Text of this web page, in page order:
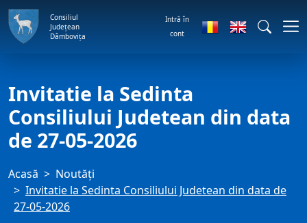
Consiliul
Județean
Dâmbovița
Intră în
cont
Invitatie la Sedinta
Consiliului Judetean din data
de 27-05-2026
Acasă
Noutăți
Invitatie la Sedinta Consiliului Judetean din data de
27-05-2026